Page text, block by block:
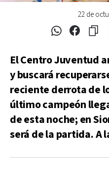
22 de
El Centro Juventud
y buscará
reciente derrota de
último campeón
de esta noche; en
será de la partida. A